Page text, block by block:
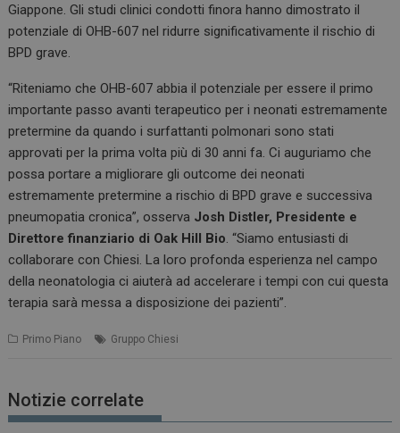
Giappone. Gli studi clinici condotti finora hanno dimostrato il
potenziale di OHB-607 nel ridurre significativamente il rischio di
BPD grave.
“Riteniamo che OHB-607 abbia il potenziale per essere il primo
importante passo avanti terapeutico per i neonati estremamente
pretermine da quando i surfattanti polmonari sono stati
approvati per la prima volta più di 30 anni fa. Ci auguriamo che
possa portare a migliorare gli outcome dei neonati
estremamente pretermine a rischio di BPD grave e successiva
pneumopatia cronica”, osserva Josh Distler, Presidente e
Direttore finanziario di Oak Hill Bio. “Siamo entusiasti di
collaborare con Chiesi. La loro profonda esperienza nel campo
della neonatologia ci aiuterà ad accelerare i tempi con cui questa
terapia sarà messa a disposizione dei pazienti”.
Primo Piano Gruppo Chiesi
Notizie correlate